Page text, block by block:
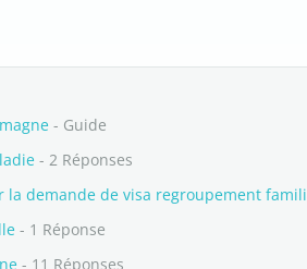
- Guide
- 2 Réponses
la demande de visa regroupement
- 1 Réponse
- 11 Réponses